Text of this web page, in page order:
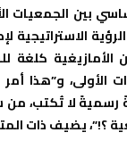
بين الجمعيات
عن الأمازيغية
الأولى، و”هذا أمر
لا تُكتب، من
؟!”، يضيف ذات